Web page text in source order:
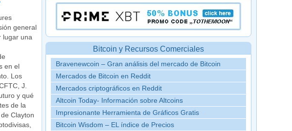
general
lugar una
en el
Los
J.
y qué
de la
Clayton
Bitcoin y Recursos Comerciales
Bravenewcoin – Gran análisis del mercado de Bitcoin
Mercados de Bitcoin en Reddit
Mercados criptográficos en Reddit
Altcoin Today- Información sobre Altcoins
Impresionante Herramienta de Gráficos Gratis
Bitcoin Wisdom – EL índice de Precios